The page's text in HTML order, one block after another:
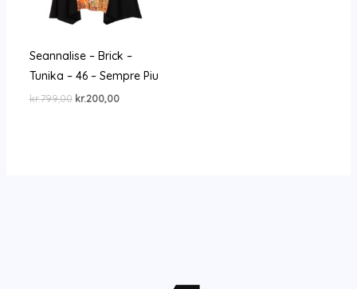
Seannalise – Brick –
Tunika – 46 – Sempre Piu
kr.799,00 Den
kr.200,00Den